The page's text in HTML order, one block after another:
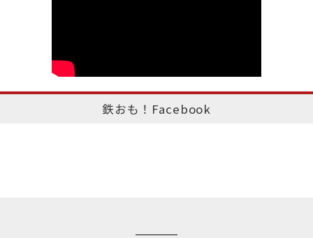
鉄おも！Facebook